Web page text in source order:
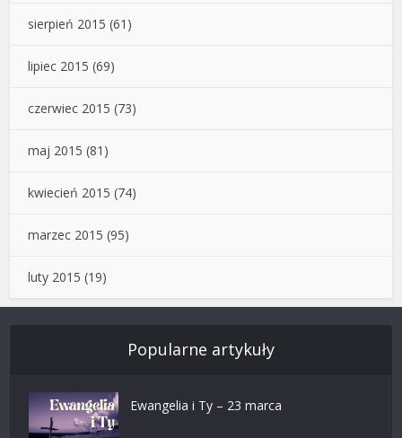
sierpień 2015 (61)
lipiec 2015 (69)
czerwiec 2015 (73)
maj 2015 (81)
kwiecień 2015 (74)
marzec 2015 (95)
luty 2015 (19)
Popularne artykuły
Ewangelia i Ty – 23 marca